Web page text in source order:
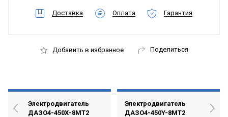
Доставка Оплата Гарантия
Добавить в избранное Поделиться
Электродвигатель
ДАЗО4-450Х-8МТ2
Электродвигатель
ДАЗО4-450Y-8МТ2